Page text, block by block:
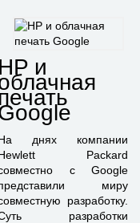
и
днях компании
Packard
с Google
миру
разработку.
разработки